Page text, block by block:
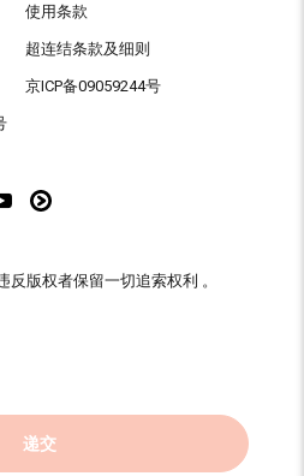
递交
使用条款
超连结条款及细则
京ICP备09059244号
版权者保留一切追索权利 。